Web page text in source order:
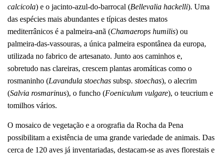
calcicola) e o jacinto-azul-do-barrocal (Bellevalia hackelli). Uma
das espécies mais abundantes e típicas destes matos
mediterrânicos é a palmeira-anã (Chamaerops humilis) ou
palmeira-das-vassouras, a única palmeira espontânea da europa,
utilizada no fabrico de artesanato. Junto aos caminhos e,
sobretudo nas clareiras, crescem plantas aromáticas como o
rosmaninho (Lavandula stoechas subsp. stoechas), o alecrim
(Salvia rosmarinus), o funcho (Foeniculum vulgare), o teucrium e
tomilhos vários.
O mosaico de vegetação e a orografia da Rocha da Pena
possibilitam a existência de uma grande variedade de animais. Das
cerca de 120 aves já inventariadas, destacam-se as aves florestais e